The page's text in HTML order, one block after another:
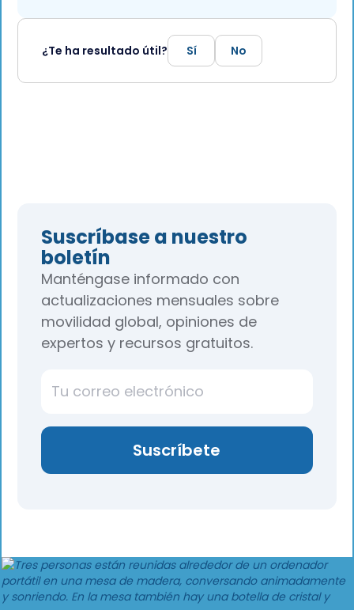
¿Te ha resultado útil? Sí No
Suscríbase a nuestro
boletín
Manténgase informado con
actualizaciones mensuales sobre
movilidad global, opiniones de
expertos y recursos gratuitos.